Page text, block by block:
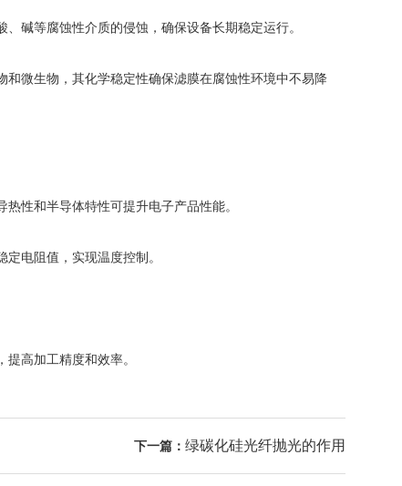
碱等腐蚀性介质的侵蚀，确保设备长期稳定运行。
微生物，其化学稳定性确保滤膜在腐蚀性环境中不易降
性和半导体特性可提升电子产品性能。
电阻值，实现温度控制。
高加工精度和效率。
下一篇： 绿碳化硅光纤抛光的作用